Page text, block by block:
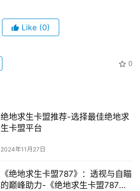
Like (0)
0
绝地求生卡盟推荐-选择最佳绝地求
生卡盟平台
2024年11月27日
《绝地求生卡盟787》：透视与自瞄
的巅峰助力-《绝地求生卡盟787：